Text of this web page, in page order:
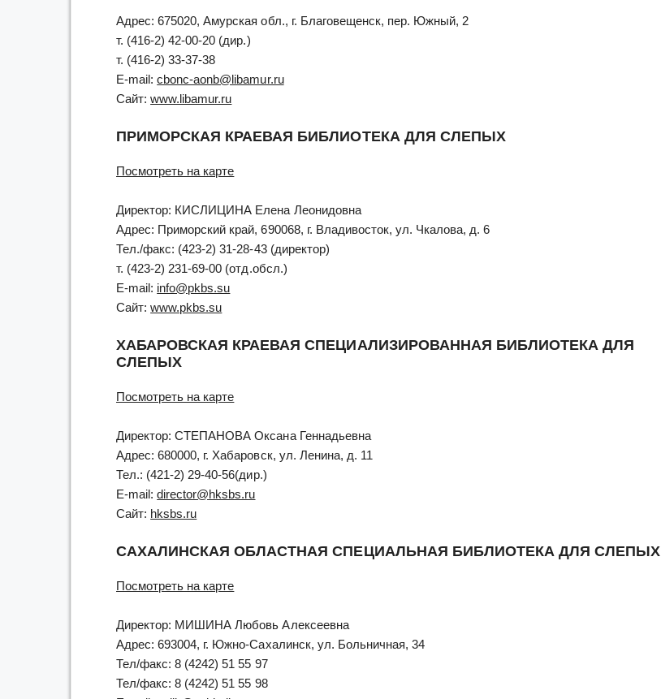
Адрес: 675020, Амурская обл., г. Благовещенск, пер. Южный, 2
т. (416-2) 42-00-20 (дир.)
т. (416-2) 33-37-38
E-mail:cbonc-aonb@libamur.ru
Сайт:www.libamur.ru
ПРИМОРСКАЯ КРАЕВАЯ БИБЛИОТЕКА ДЛЯ СЛЕПЫХ
Посмотреть на карте
Директор: КИСЛИЦИНА Елена Леонидовна
Адрес: Приморский край, 690068, г. Владивосток, ул. Чкалова, д. 6
Тел./факс: (423-2) 31-28-43 (директор)
т. (423-2) 231-69-00 (отд.обсл.)
E-mail: info@pkbs.su
Сайт:www.pkbs.su
ХАБАРОВСКАЯ КРАЕВАЯ СПЕЦИАЛИЗИРОВАННАЯ БИБЛИОТЕКА ДЛЯ
СЛЕПЫХ
Посмотреть на карте
Директор: СТЕПАНОВА Оксана Геннадьевна
Адрес: 680000, г. Хабаровск, ул. Ленина, д. 11
Тел.: (421-2) 29-40-56(дир.)
E-mail:director@hksbs.ru
Сайт: hksbs.ru
САХАЛИНСКАЯ ОБЛАСТНАЯ СПЕЦИАЛЬНАЯ БИБЛИОТЕКА ДЛЯ СЛЕПЫХ
Посмотреть на карте
Директор: МИШИНА Любовь Алексеевна
Адрес: 693004, г. Южно-Сахалинск, ул. Больничная, 34
Тел/факс: 8 (4242) 51 55 97
Тел/факс: 8 (4242) 51 55 98